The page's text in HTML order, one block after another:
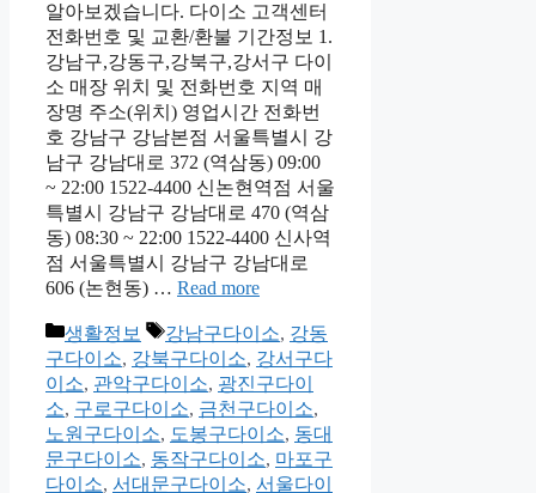
알아보겠습니다. 다이소 고객센터
전화번호 및 교환/환불 기간정보 1.
강남구,강동구,강북구,강서구 다이
소 매장 위치 및 전화번호 지역 매
장명 주소(위치) 영업시간 전화번
호 강남구 강남본점 서울특별시 강
남구 강남대로 372 (역삼동) 09:00
~ 22:00 1522-4400 신논현역점 서울
특별시 강남구 강남대로 470 (역삼
동) 08:30 ~ 22:00 1522-4400 신사역
점 서울특별시 강남구 강남대로
606 (논현동) … Read more
Categories
생활정보 Tags
강남구다이소, 강동
구다이소, 강북구다이소, 강서구다
이소, 관악구다이소, 광진구다이
소, 구로구다이소, 금천구다이소,
노원구다이소, 도봉구다이소, 동대
문구다이소, 동작구다이소, 마포구
다이소, 서대문구다이소, 서울다이